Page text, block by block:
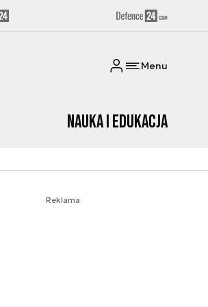
Menu
Nauka i edukacja
Reklama